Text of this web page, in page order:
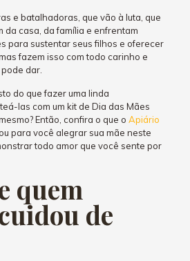
e batalhadoras, que vão à luta, que
da casa, da família e enfrentam
para sustentar seus filhos e oferecer
fazem isso com todo carinho e
dar.
do que fazer uma linda
las com um kit de Dia das Mães
Então, confira o que o Apiário
para você alegrar sua mãe neste
todo amor que você sente por
quem
de